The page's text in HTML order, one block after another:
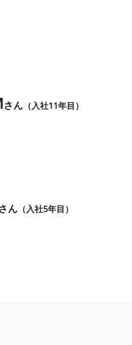
さん （入社11年目）
ん （入社5年目）